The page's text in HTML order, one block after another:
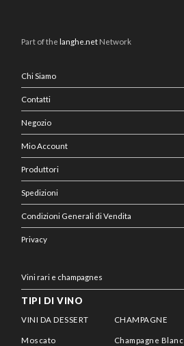
Part of the langhe.net Network
Chi Siamo
Contatti
Negozio
Mio Account
Produttori
Spedizioni
Condizioni Generali di Vendita
Privacy
Vini rari e champagnes
TIPI DI VINO
VINI DA DESSERT
Moscato
CHAMPAGNE
Champagne Blanc